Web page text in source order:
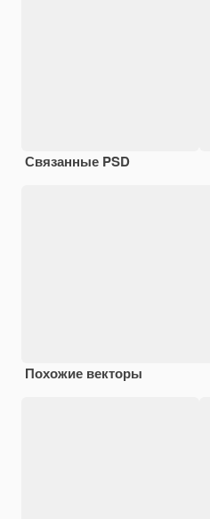
Связанные PSD
Похожие векторы